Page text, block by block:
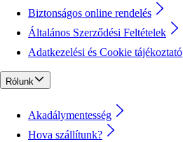
Biztonságos online rendelés
Általános Szerződési Feltételek
Adatkezelési és Cookie tájékoztató
Rólunk
Akadálymentesség
Hova szállítunk?